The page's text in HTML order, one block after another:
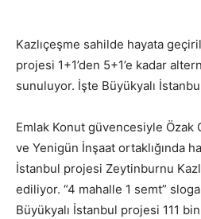
Kazlıçeşme sahilde hayata
projesi 1+1’den 5+1’e kadar
sunuluyor. İşte Büyükyalı
Emlak Konut güvencesiyle Özak
ve Yenigün İnşaat ortaklığında
İstanbul projesi Zeytinburnu
ediliyor. “4 mahalle 1 semt”
Büyükyalı İstanbul projesi 111